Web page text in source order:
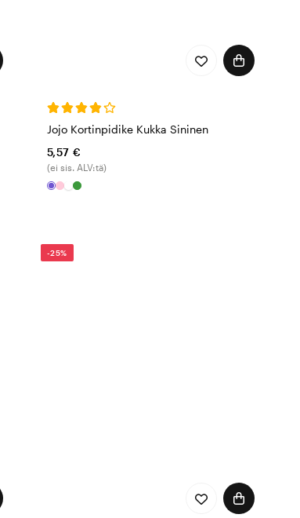
Jojo Kortinpidike Kukka Sininen
5,57 €
(ei sis. ALV:tä)
-25%